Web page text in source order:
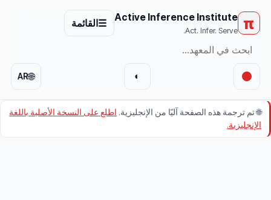
π
Active Inference Institute
Act. Infer. Serve.
☰القائمة
🌐
AR ◐
🌐تم ترجمة هذه الصفحة آليًا من الإنجليزية. اطلع على النسخة الأصلية باللغة
الإنجليزية.